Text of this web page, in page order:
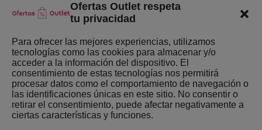
Ofertas Outlet respeta
tu privacidad
Para ofrecer las mejores experiencias, utilizamos
tecnologías como las cookies para almacenar y/o
acceder a la información del dispositivo. El
consentimiento de estas tecnologías nos permitirá
procesar datos como el comportamiento de navegación o
las identificaciones únicas en este sitio. No consentir o
retirar el consentimiento, puede afectar negativamente a
ciertas características y funciones.
Quienes somos
Últimas Novedades
Mejores ofertas de la semana